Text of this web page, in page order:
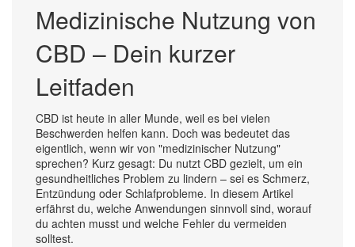
Medizinische Nutzung von
CBD – Dein kurzer
Leitfaden
CBD ist heute in aller Munde, weil es bei vielen
Beschwerden helfen kann. Doch was bedeutet das
eigentlich, wenn wir von "medizinischer Nutzung"
sprechen? Kurz gesagt: Du nutzt CBD gezielt, um ein
gesundheitliches Problem zu lindern – sei es Schmerz,
Entzündung oder Schlafprobleme. In diesem Artikel
erfährst du, welche Anwendungen sinnvoll sind, worauf
du achten musst und welche Fehler du vermeiden
solltest.